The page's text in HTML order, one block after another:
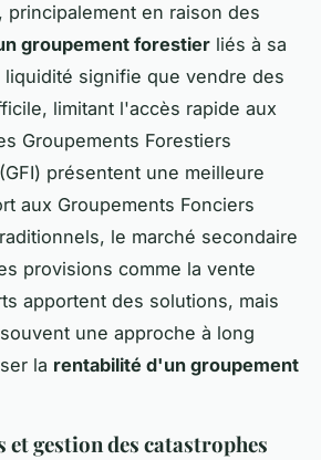
principalement en raison des
groupement forestier liés à sa
liquidité signifie que vendre des
limitant l'accès rapide aux
Groupements Forestiers
présentent une meilleure
aux Groupements Fonciers
le marché secondaire
provisions comme la vente
apportent des solutions, mais
une approche à long
la rentabilité d'un groupement
et gestion des catastrophes